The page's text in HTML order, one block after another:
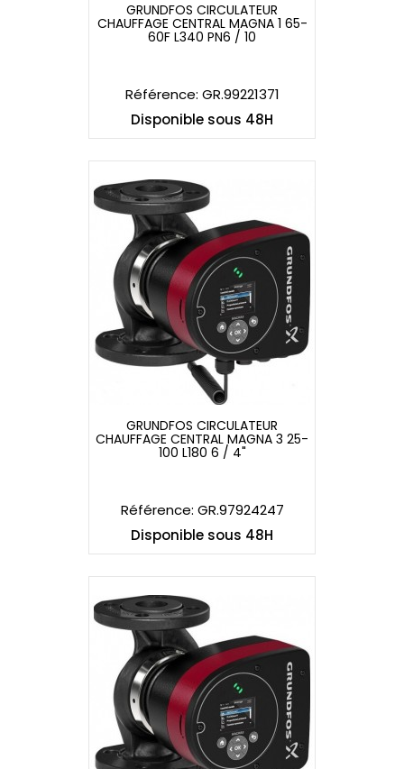
GRUNDFOS CIRCULATEUR
GRUNDFOS CIRCULATEUR
CHAUFFAGE CENTRAL MAGNA 1 65-
60F L340 PN6 / 10
Référence: GR.99221371
Disponible sous 48H
GRUNDFOS CIRCULATEUR
GRUNDFOS CIRCULATEUR
CHAUFFAGE CENTRAL MAGNA 3 25-
100 L180 6 / 4"
Référence: GR.97924247
Disponible sous 48H